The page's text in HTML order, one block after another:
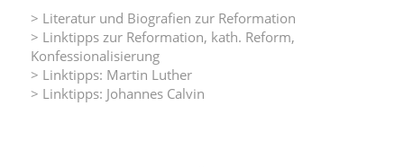
> Literatur und Biografien zur Reformation
> Linktipps zur Reformation, kath. Reform,
Konfessionalisierung
> Linktipps: Martin Luther
> Linktipps: Johannes Calvin